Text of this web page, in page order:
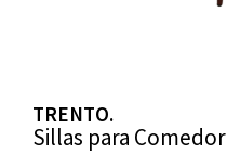
TRENTO.
Sillas para Comedor